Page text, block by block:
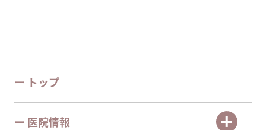
ー トップ
ー 医院情報